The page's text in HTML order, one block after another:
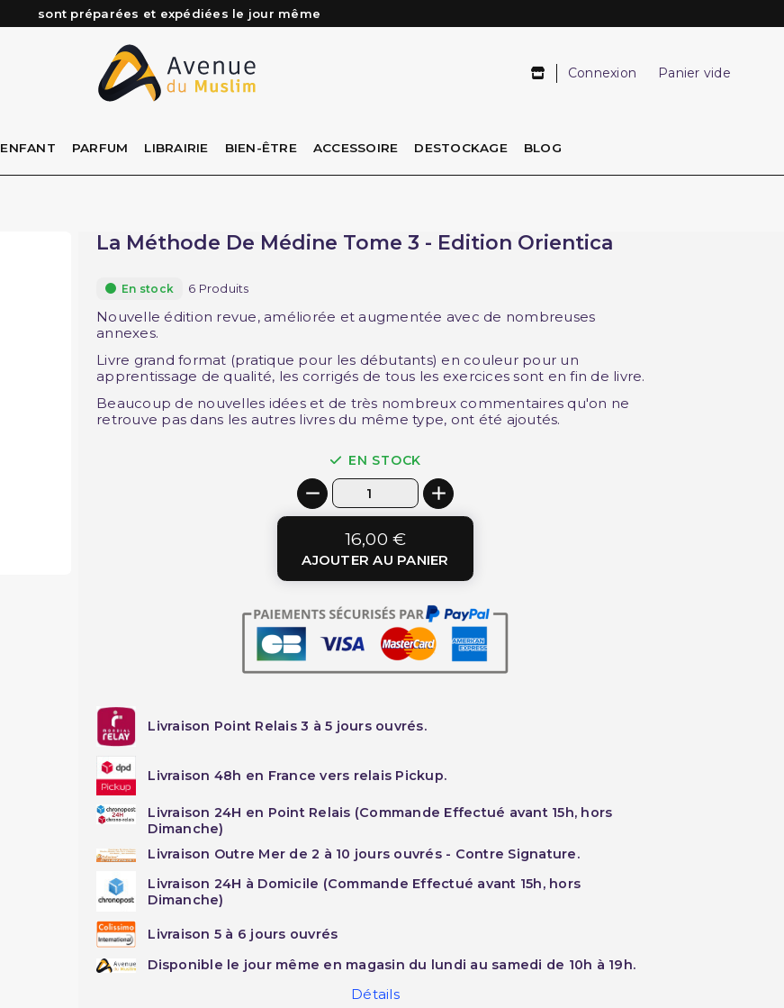
sont préparées et expédiées le jour même
Livraison offerte à partir de 89€ d'achat*
Les Commandes passées avant 15h (lun au Vend)
Connexion Panier vide
ENFANT PARFUM LIBRAIRIE BIEN-ÊTRE ACCESSOIRE DESTOCKAGE BLOG
La Méthode De Médine Tome 3 - Edition Orientica
En stock 6 Produits
Nouvelle édition revue, améliorée et augmentée avec de nombreuses
annexes.
Livre grand format (pratique pour les débutants) en couleur pour un
apprentissage de qualité, les corrigés de tous les exercices sont en fin de livre.
Beaucoup de nouvelles idées et de très nombreux commentaires qu'on ne
retrouve pas dans les autres livres du même type, ont été ajoutés.
EN STOCK
16,00 €
AJOUTER AU PANIER
Livraison Point Relais 3 à 5 jours ouvrés.
Livraison 48h en France vers relais Pickup.
Livraison 24H en Point Relais (Commande Effectué avant 15h, hors
Dimanche)
Livraison Outre Mer de 2 à 10 jours ouvrés - Contre Signature.
Livraison 24H à Domicile (Commande Effectué avant 15h, hors
Dimanche)
Livraison 5 à 6 jours ouvrés
Disponible le jour même en magasin du lundi au samedi de 10h à 19h.
Détails